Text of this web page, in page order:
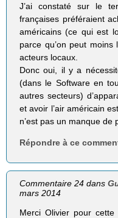
J’ai constaté sur le
françaises préféraient
américains (ce qui est
parce qu’on peut moins
acteurs locaux.
Donc oui, il y a
(dans le Software en
autres secteurs)
et avoir l’air américain
n’est pas un manque de
Répondre à ce
Commentaire 24 dans
mars 2014
Merci Olivier pour